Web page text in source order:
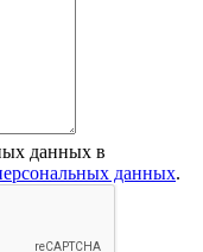
данных в
данных.